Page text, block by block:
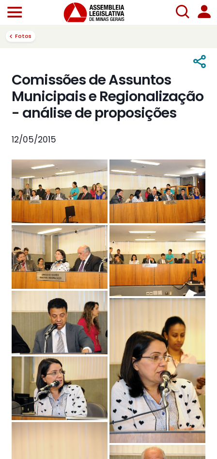
Fotos
Comissões de Assuntos
Municipais e Regionalização
- análise de proposições
12/05/2015